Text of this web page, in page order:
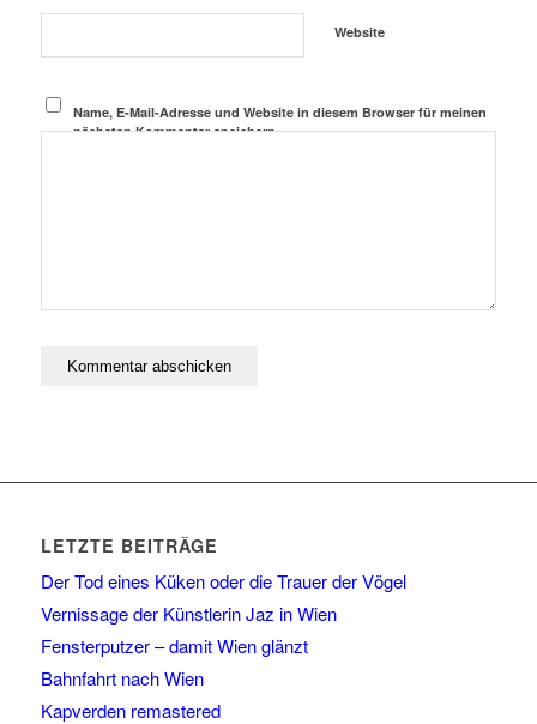
Website
Name, E-Mail-Adresse und Website in diesem Browser für meinen
nächsten Kommentar speichern.
LETZTE BEITRÄGE
Der Tod eines Küken oder die Trauer der Vögel
Vernissage der Künstlerin Jaz in Wien
Fensterputzer – damit Wien glänzt
Bahnfahrt nach Wien
Kapverden remastered